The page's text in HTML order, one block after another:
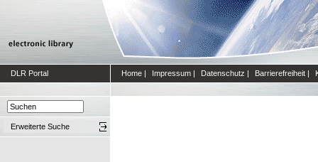
DLR Portal Home | Impressum | Datenschutz | Barrierefreiheit |
Erweiterte Suche